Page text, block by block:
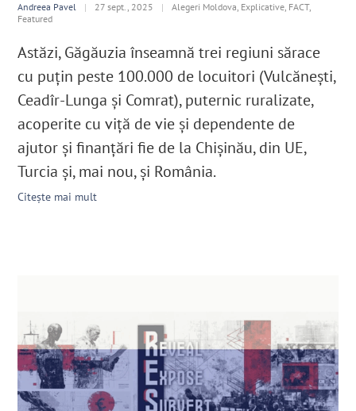
Andreea Pavel | 27 sept., 2025 |
Alegeri Moldova, Explicative, FACT,
Featured
Astăzi, Găgăuzia înseamnă trei regiuni sărace
cu puțin peste 100.000 de locuitori (Vulcănești,
Ceadîr-Lunga și Comrat), puternic ruralizate,
acoperite cu viță de vie și dependente de
ajutor și finanțări fie de la Chișinău, din UE,
Turcia și, mai nou, și România.
Citește mai mult